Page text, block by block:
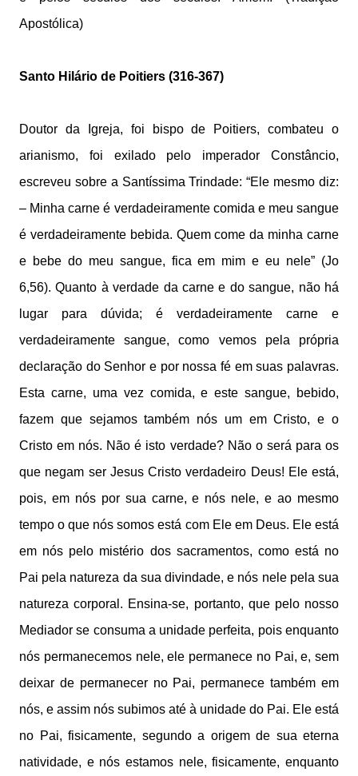
Apostólica)
Santo Hilário de Poitiers (316-367)
Doutor da Igreja, foi bispo de Poitiers, combateu o
arianismo, foi exilado pelo imperador Constâncio,
escreveu sobre a Santíssima Trindade: “Ele mesmo diz:
– Minha carne é verdadeiramente comida e meu sangue
é verdadeiramente bebida. Quem come da minha carne
e bebe do meu sangue, fica em mim e eu nele” (Jo
6,56). Quanto à verdade da carne e do sangue, não há
lugar para dúvida; é verdadeiramente carne e
verdadeiramente sangue, como vemos pela própria
declaração do Senhor e por nossa fé em suas palavras.
Esta carne, uma vez comida, e este sangue, bebido,
fazem que sejamos também nós um em Cristo, e o
Cristo em nós. Não é isto verdade? Não o será para os
que negam ser Jesus Cristo verdadeiro Deus! Ele está,
pois, em nós por sua carne, e nós nele, e ao mesmo
tempo o que nós somos está com Ele em Deus. Ele está
em nós pelo mistério dos sacramentos, como está no
Pai pela natureza da sua divindade, e nós nele pela sua
natureza corporal. Ensina-se, portanto, que pelo nosso
Mediador se consuma a unidade perfeita, pois enquanto
nós permanecemos nele, ele permanece no Pai, e, sem
deixar de permanecer no Pai, permanece também em
nós, e assim nós subimos até à unidade do Pai. Ele está
no Pai, fisicamente, segundo a origem de sua eterna
natividade, e nós estamos nele, fisicamente, enquanto